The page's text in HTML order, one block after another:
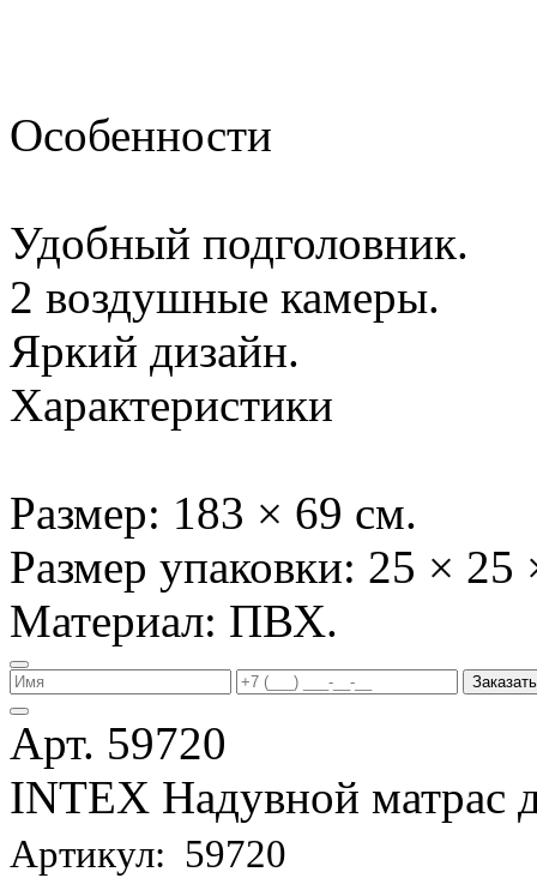
Особенности
Удобный подголовник.
2 воздушные камеры.
Яркий дизайн.
Характеристики
Размер: 183 × 69 см.
Размер упаковки: 25 × 25
Материал: ПВХ.
Заказать
Арт. 59720
INTEX Надувной матрас
Артикул: 59720